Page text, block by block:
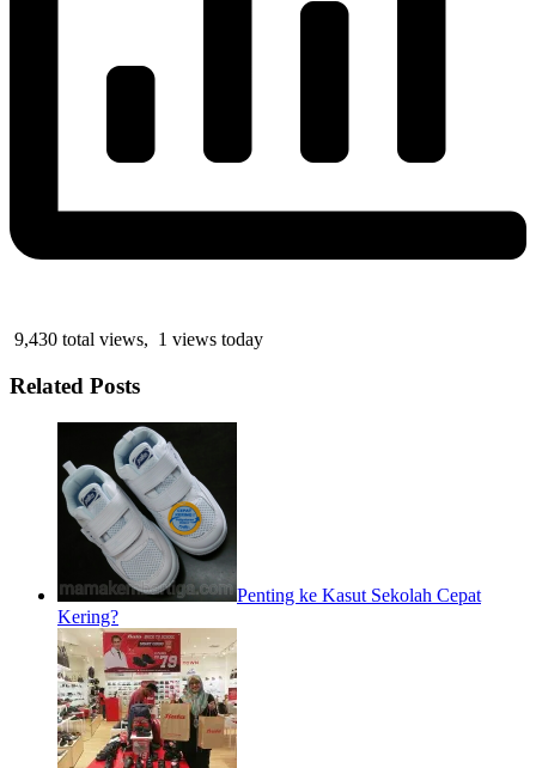
9,430 total views, 1 views today
Related Posts
Penting ke Kasut Sekolah Cepat
Kering?